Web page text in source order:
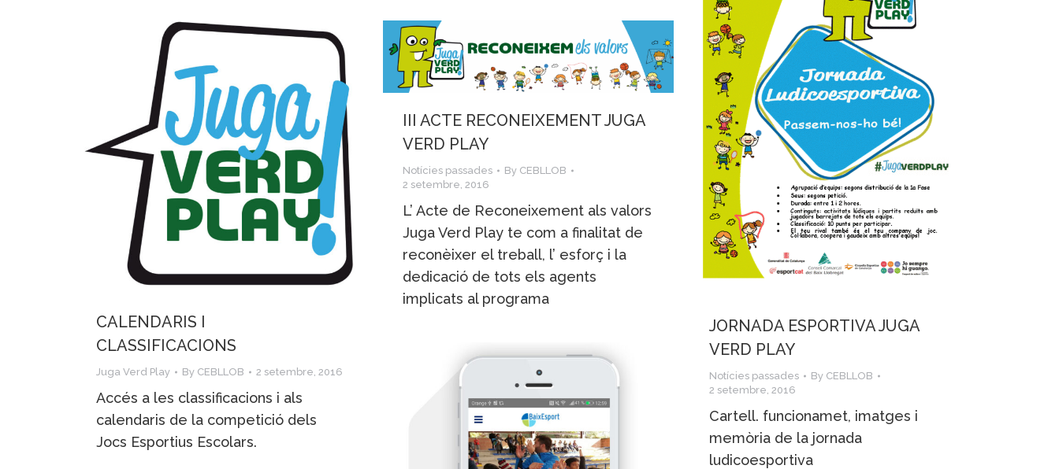
JORNADA ESPORTIVA JUGA
VERD PLAY
Notícies passades By CEBLLOB
2 setembre, 2016
Cartell. funcionamet, imatges i
memòria de la jornada
ludicoesportiva
CALENDARIS I
CLASSIFICACIONS
Juga Verd Play By CEBLLOB 2 setembre, 2016
Accés a les classificacions i als
calendaris de la competició dels
Jocs Esportius Escolars.
III ACTE RECONEIXEMENT JUGA
VERD PLAY
Notícies passades By CEBLLOB
2 setembre, 2016
L’ Acte de Reconeixement als valors
Juga Verd Play te com a finalitat de
reconèixer el treball, l’ esforç i la
dedicació de tots els agents
implicats al programa